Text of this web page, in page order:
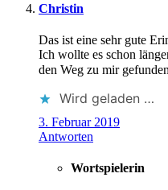
Christin
Das ist eine sehr gute
Ich wollte es schon
den Weg zu mir
Wird geladen …
3. Februar 2019
Antworten
Wortspielerin